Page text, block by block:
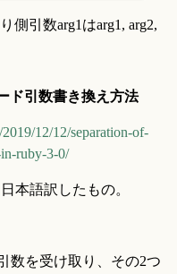
側引数arg1はarg1, arg2,
ド引数書き換え方法
12/12/separation-of-
ruby-3-0/
本語訳したもの。
数を受け取り、その2つ